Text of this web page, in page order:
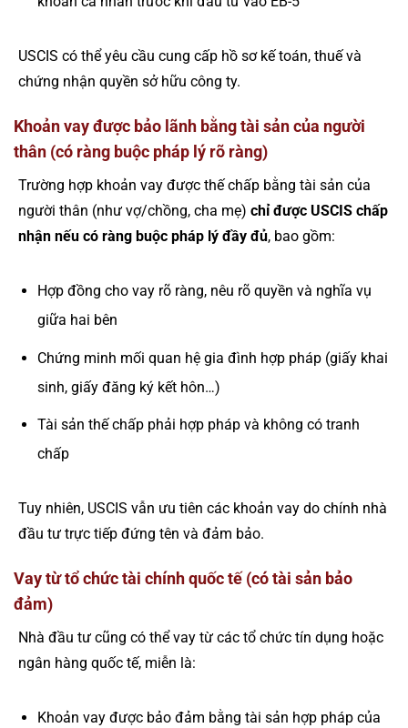
USCIS có thể yêu cầu cung cấp hồ sơ kế toán, thuế và
chứng nhận quyền sở hữu công ty.
Khoản vay được bảo lãnh bằng tài sản của người
thân (có ràng buộc pháp lý rõ ràng)
Trường hợp khoản vay được thế chấp bằng tài sản của
người thân (như vợ/chồng, cha mẹ) chỉ được USCIS chấp
nhận nếu có ràng buộc pháp lý đầy đủ, bao gồm:
Hợp đồng cho vay rõ ràng, nêu rõ quyền và nghĩa vụ
giữa hai bên
Chứng minh mối quan hệ gia đình hợp pháp (giấy khai
sinh, giấy đăng ký kết hôn…)
Tài sản thế chấp phải hợp pháp và không có tranh
chấp
Tuy nhiên, USCIS vẫn ưu tiên các khoản vay do chính nhà
đầu tư trực tiếp đứng tên và đảm bảo.
Vay từ tổ chức tài chính quốc tế (có tài sản bảo
đảm)
Nhà đầu tư cũng có thể vay từ các tổ chức tín dụng hoặc
ngân hàng quốc tế, miễn là:
Khoản vay được bảo đảm bằng tài sản hợp pháp của